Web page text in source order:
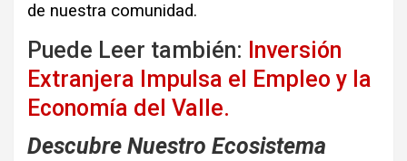
de nuestra comunidad.
Puede Leer también: Inversión
Extranjera Impulsa el Empleo y la
Economía del Valle.
Descubre Nuestro Ecosistema